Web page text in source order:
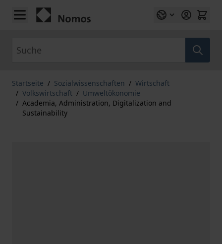
Zum Inhalt springen
Startseite / Sozialwissenschaften / Wirtschaft
/ Volkswirtschaft / Umweltökonomie
/ Academia, Administration, Digitalization and
Sustainability